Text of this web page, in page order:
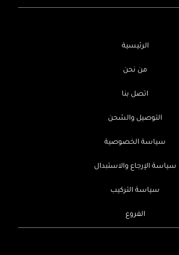
الرئيسية
من نحن
اتصل بنا
التوصيل والشحن
سياسة الخصوصية
سياسة الإرجاع والاستبدال
سياسة التركيب
الفروع